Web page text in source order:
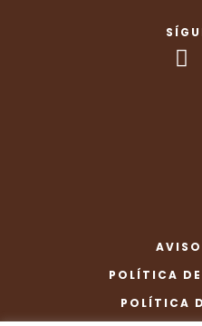
POLÍTICA
POLÍTICA